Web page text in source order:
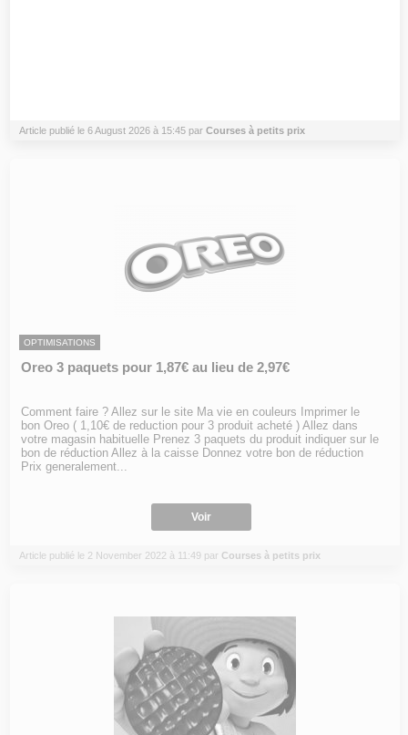
Article publié le 6 August 2026 à 15:45 par Courses à petits prix
OPTIMISATIONS
Oreo 3 paquets pour 1,87€ au lieu de 2,97€
Comment faire ? Allez sur le site Ma vie en couleurs Imprimer le
bon Oreo ( 1,10€ de reduction pour 3 produit acheté ) Allez dans
votre magasin habituelle Prenez 3 paquets du produit indiquer sur le
bon de réduction Allez à la caisse Donnez votre bon de réduction
Prix generalement...
Voir
Article publié le 2 November 2022 à 11:49 par Courses à petits prix